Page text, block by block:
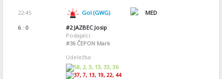
22:45 Gol (GWG)
MED
6 : 0
#2JAZBEC Josip
Podajalci:
#36ČEPON Mark
Udeležba:
58, 2, 3, 13, 33, 36
37, 7, 13, 19, 22, 44